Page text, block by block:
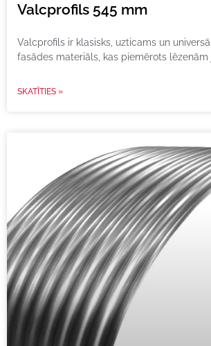
Valcprofils 545 mm
Valcprofils ir klasisks, uzticams un
fasādes materiāls, kas piemērots
SKATĪTIES »